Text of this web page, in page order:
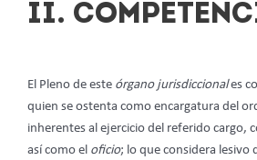
II.
El Pleno de este órgano jurisdiccionales
quien se ostenta como encargatura del
inherentes al ejercicio del referido cargo,
así como el oficio; lo que considera lesivo